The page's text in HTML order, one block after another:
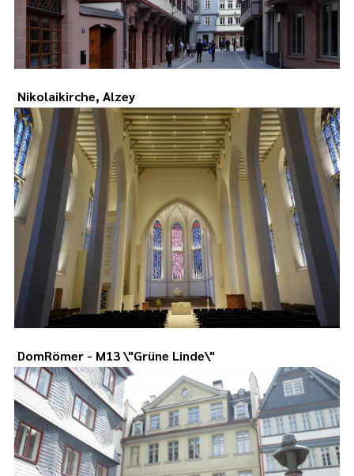
Nikolaikirche, Alzey
DomRömer - M13 \"Grüne Linde\"